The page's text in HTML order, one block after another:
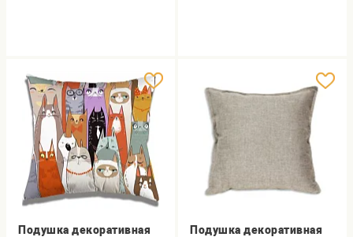
Подушка декоративная
Подушка декоративная